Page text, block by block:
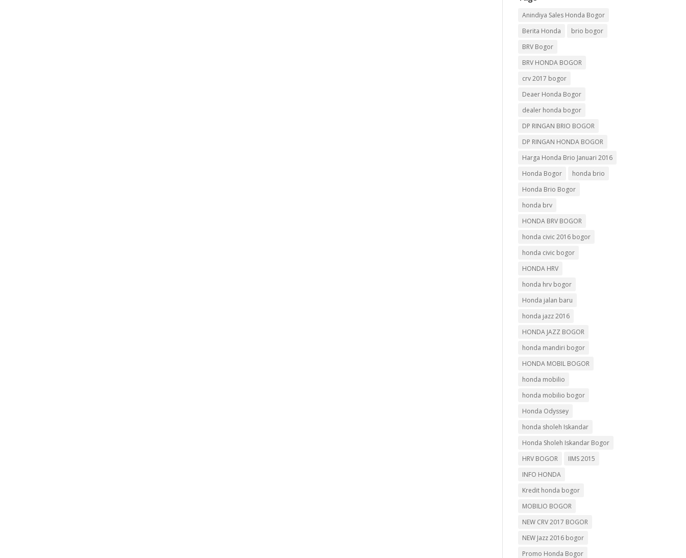
Anindiya Sales Honda Bogor
Berita Honda
brio bogor
BRV Bogor
BRV HONDA BOGOR
crv 2017 bogor
Deaer Honda Bogor
dealer honda bogor
DP RINGAN BRIO BOGOR
DP RINGAN HONDA BOGOR
Harga Honda Brio Januari 2016
Honda Bogor
honda brio
Honda Brio Bogor
honda brv
HONDA BRV BOGOR
honda civic 2016 bogor
honda civic bogor
HONDA HRV
honda hrv bogor
Honda jalan baru
honda jazz 2016
HONDA JAZZ BOGOR
honda mandiri bogor
HONDA MOBIL BOGOR
honda mobilio
honda mobilio bogor
Honda Odyssey
honda sholeh Iskandar
Honda Sholeh Iskandar Bogor
HRV BOGOR
IIMS 2015
INFO HONDA
Kredit honda bogor
MOBILIO BOGOR
NEW CRV 2017 BOGOR
NEW Jazz 2016 bogor
Promo Honda Bogor